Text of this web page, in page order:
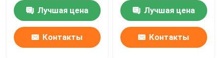
Лучшая цена
Контакты
Лучшая цена
Контакты